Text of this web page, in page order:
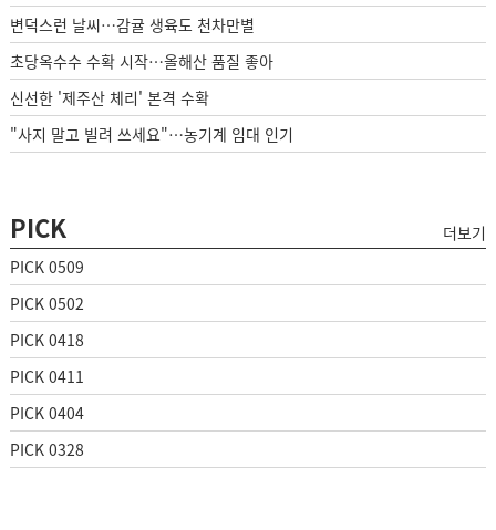
변덕스런 날씨…감귤 생육도 천차만별
초당옥수수 수확 시작…올해산 품질 좋아
신선한 '제주산 체리' 본격 수확
"사지 말고 빌려 쓰세요"…농기계 임대 인기
PICK
더보기
PICK 0509
PICK 0502
PICK 0418
PICK 0411
PICK 0404
PICK 0328